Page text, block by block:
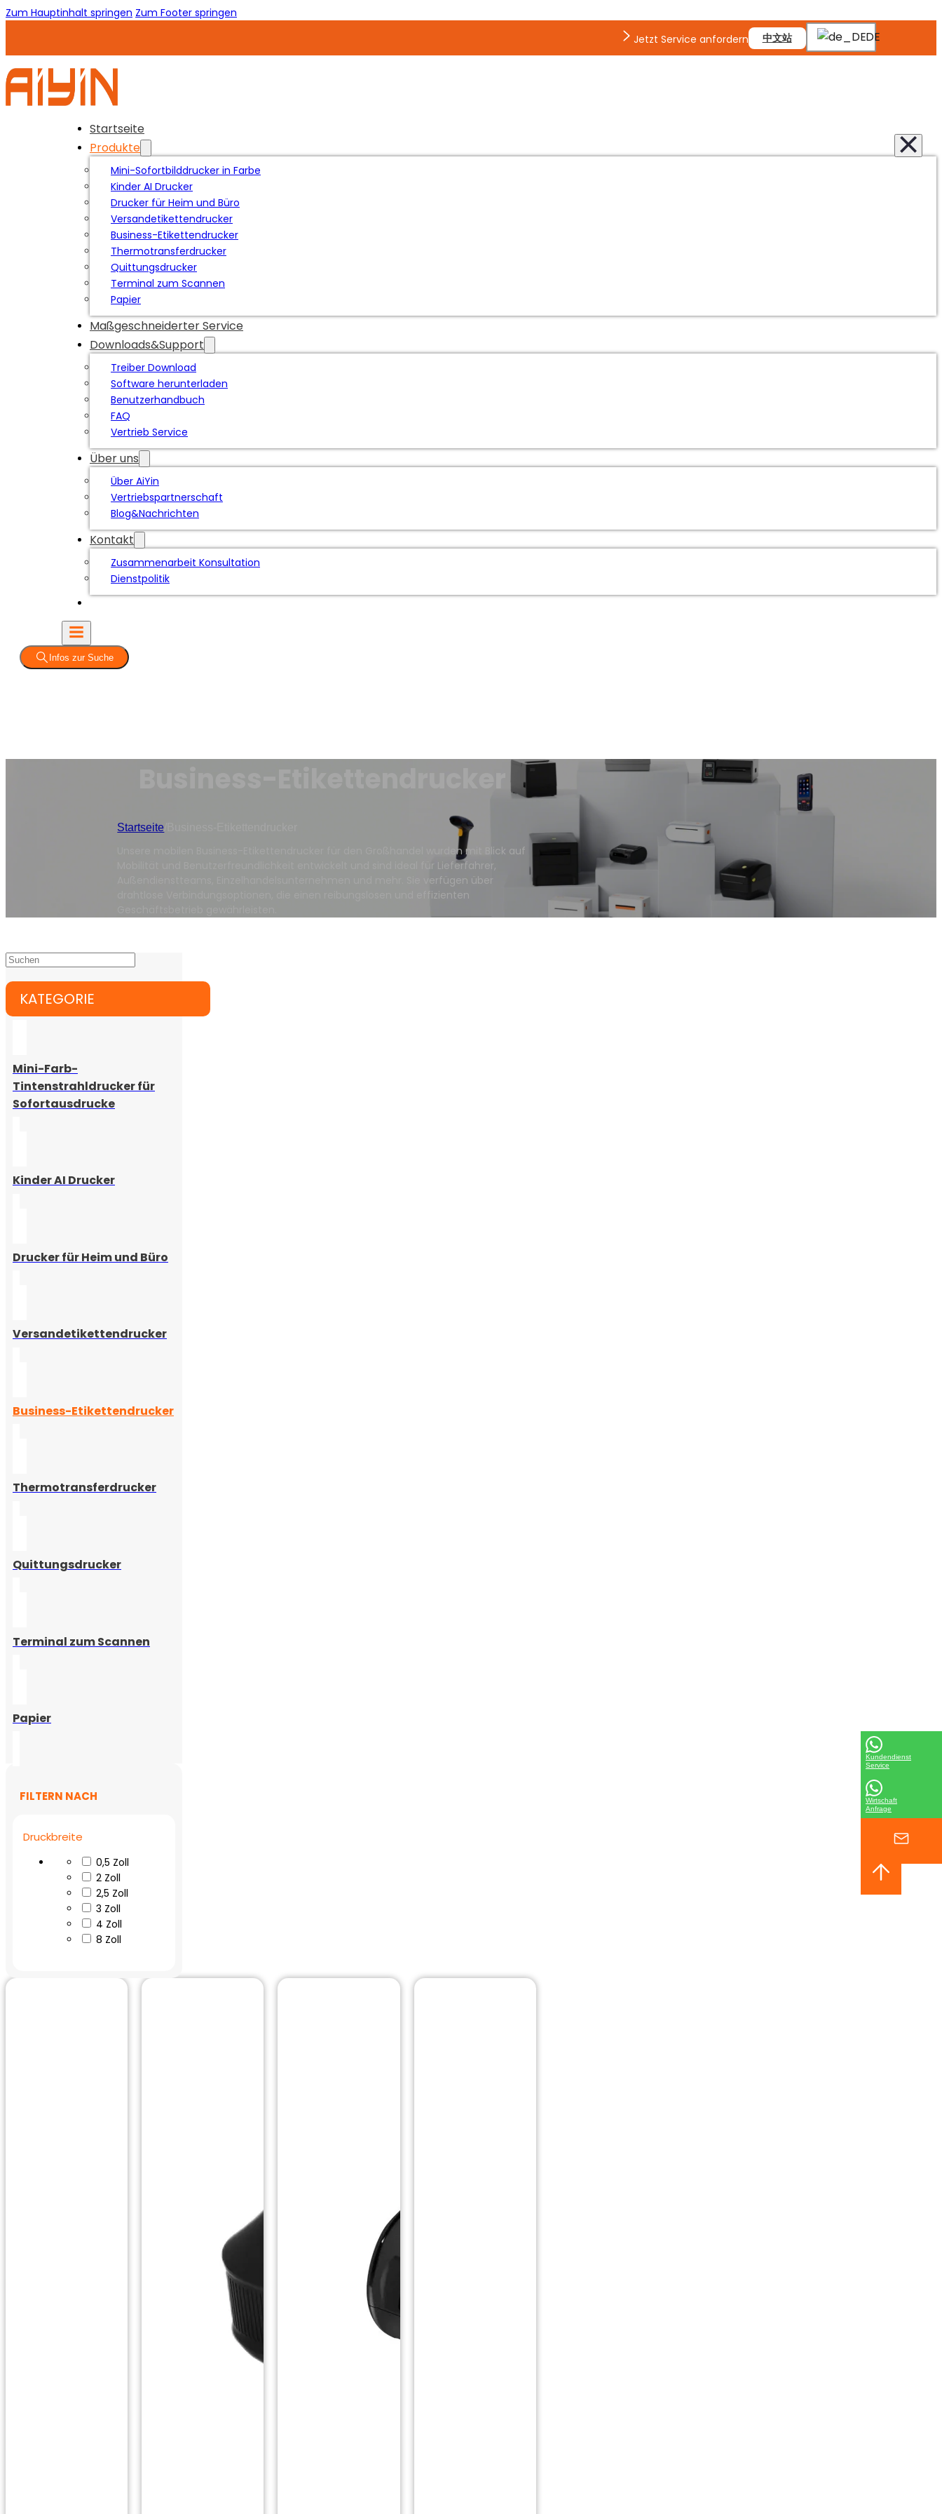
Zum Hauptinhalt springen Zum Footer springen
Jetzt Service anfordern
中文站 DE
Startseite
Produkte
Mini-Sofortbilddrucker in Farbe
Kinder AI Drucker
Drucker für Heim und Büro
Versandetikettendrucker
Business-Etikettendrucker
Thermotransferdrucker
Quittungsdrucker
Terminal zum Scannen
Papier
Maßgeschneiderter Service
Downloads&Support
Treiber Download
Software herunterladen
Benutzerhandbuch
FAQ
Vertrieb Service
Über uns
Über AiYin
Vertriebspartnerschaft
Blog&Nachrichten
Kontakt
Zusammenarbeit Konsultation
Dienstpolitik
Infos zur Suche
Startseite
Unsere mobilen Business-Etikettendrucker für den Großhandel wurden mit Blick auf
Mobilität und Benutzerfreundlichkeit entwickelt und sind ideal für Lieferfahrer,
Außendienstteams, Einzelhandelsunternehmen und mehr. Sie verfügen über
drahtlose Verbindungsoptionen, die einen reibungslosen und effizienten
KATEGORIE
Mini-Farb-
Tintenstrahldrucker für
Sofortausdrucke
Kinder AI Drucker
Drucker für Heim und Büro
Versandetikettendrucker
Business-Etikettendrucker
Thermotransferdrucker
Quittungsdrucker
Terminal zum Scannen
Papier
FILTERN NACH
Druckbreite
0,5 Zoll
2 Zoll
2,5 Zoll
3 Zoll
4 Zoll
8 Zoll
Kundendienst
Service
Wirtschaft
Anfrage